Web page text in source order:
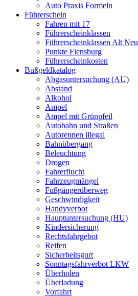
Auto Praxis Formeln
Führerschein
Fahren mit 17
Führerscheinklassen
Führerscheinklassen Alt Neu
Punkte Flensburg
Führerscheinkosten
Bußgeldkatalog
Abgasuntersuchung (AU)
Abstand
Alkohol
Ampel
Ampel mit Grünpfeil
Autobahn und Straßen
Autorennen illegal
Bahnübergang
Beleuchtung
Drogen
Fahrerflucht
Fahrzeugmängel
Fußgängerüberweg
Geschwindigkeit
Handyverbot
Hauptuntersuchung (HU)
Kindersicherung
Rechtsfahrgebot
Reifen
Sicherheitsgurt
Sonntagsfahrverbot LKW
Überholen
Überladung
Vorfahrt